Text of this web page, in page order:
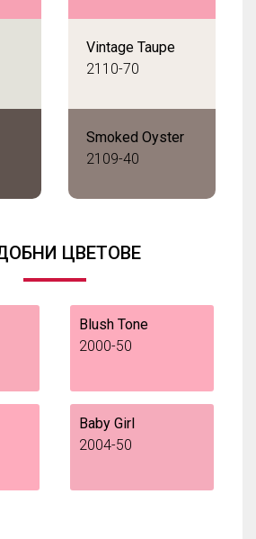
Vintage Taupe
2110-70
Smoked Oyster
2109-40
ЦВЕТОВЕ
Blush Tone
2000-50
Baby Girl
2004-50